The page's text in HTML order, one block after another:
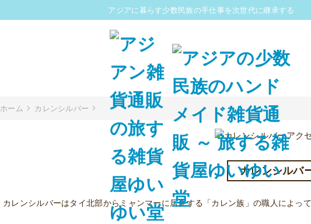
アジアに暮らす少数民族の手仕事を次世代に継承する
ホーム カレンシルバー
カレンシルバ
カレンシルバーはタイ北部からミャンマーに居住する「カレン族」の職人によって